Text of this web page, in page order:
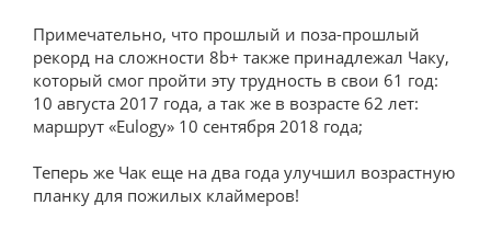
Примечательно, что прошлый и поза-прошлый
рекорд на сложности 8b+ также принадлежал Чаку,
который смог пройти эту трудность в свои 61 год:
10 августа 2017 года, а так же в возрасте 62 лет:
маршрут «Eulogy» 10 сентября 2018 года;
Теперь же Чак еще на два года улучшил возрастную
планку для пожилых клаймеров!